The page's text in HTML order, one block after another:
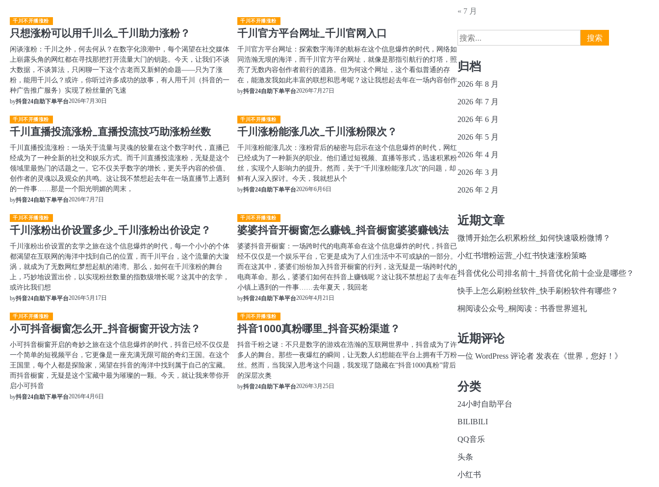
千川不开播涨粉
只想涨粉可以用千川么_千川助力涨粉？
闲谈涨粉：千川之外，何去何从？在数字化浪潮中，每个渴望在社交媒体
上崭露头角的网红都在寻找那把打开流量大门的钥匙。今天，让我们不谈
大数据，不谈算法，只闲聊一下这个古老而又新鲜的命题——只为了涨
粉，能用千川么？或许，你听过许多成功的故事，有人用千川（抖音的一
种广告推广服务）实现了粉丝量的飞速
by抖音24自助下单平台2026年7月30日
千川不开播涨粉
千川官方平台网址_千川官网入口
千川官方平台网址：探索数字海洋的航标在这个信息爆炸的时代，网络如
同浩瀚无垠的海洋，而千川官方平台网址，就像是那指引航行的灯塔，照
亮了无数内容创作者前行的道路。但为何这个网址，这个看似普通的存
在，能激发我如此丰富的联想和思考呢？这让我想起去年在一场内容创作
by抖音24自助下单平台2026年7月27日
千川不开播涨粉
千川直播投流涨粉_直播投流技巧助涨粉丝数
千川直播投流涨粉：一场关于流量与灵魂的较量在这个数字时代，直播已
经成为了一种全新的社交和娱乐方式。而千川直播投流涨粉，无疑是这个
领域里最热门的话题之一。它不仅关乎数字的增长，更关乎内容的价值、
创作者的灵魂以及观众的共鸣。这让我不禁想起去年在一场直播节上遇到
的一件事……那是一个阳光明媚的周末，
by抖音24自助下单平台2026年7月7日
千川不开播涨粉
千川涨粉能涨几次_千川涨粉限次？
千川涨粉能涨几次：涨粉背后的秘密与启示在这个信息爆炸的时代，网红
已经成为了一种新兴的职业。他们通过短视频、直播等形式，迅速积累粉
丝，实现个人影响力的提升。然而，关于“千川涨粉能涨几次”的问题，却
鲜有人深入探讨。今天，我就想从个
by抖音24自助下单平台2026年6月6日
千川不开播涨粉
千川涨粉出价设置多少_千川涨粉出价设定？
千川涨粉出价设置的玄学之旅在这个信息爆炸的时代，每一个小小的个体
都渴望在互联网的海洋中找到自己的位置，而千川平台，这个流量的大漩
涡，就成为了无数网红梦想起航的港湾。那么，如何在千川涨粉的舞台
上，巧妙地设置出价，以实现粉丝数量的指数级增长呢？这其中的玄学，
或许比我们想
by抖音24自助下单平台2026年5月17日
千川不开播涨粉
婆婆抖音开橱窗怎么赚钱_抖音橱窗婆婆赚钱法
婆婆抖音开橱窗：一场跨时代的电商革命在这个信息爆炸的时代，抖音已
经不仅仅是一个娱乐平台，它更是成为了人们生活中不可或缺的一部分。
而在这其中，婆婆们纷纷加入抖音开橱窗的行列，这无疑是一场跨时代的
电商革命。那么，婆婆们如何在抖音上赚钱呢？这让我不禁想起了去年在
小镇上遇到的一件事……去年夏天，我回老
by抖音24自助下单平台2026年4月21日
千川不开播涨粉
小可抖音橱窗怎么开_抖音橱窗开设方法？
小可抖音橱窗开启的奇妙之旅在这个信息爆炸的时代，抖音已经不仅仅是
一个简单的短视频平台，它更像是一座充满无限可能的奇幻王国。在这个
王国里，每个人都是探险家，渴望在抖音的海洋中找到属于自己的宝藏。
而抖音橱窗，无疑是这个宝藏中最为璀璨的一颗。今天，就让我来带你开
启小可抖音
by抖音24自助下单平台2026年4月6日
千川不开播涨粉
抖音1000真粉哪里_抖音买粉渠道？
抖音千粉之谜：不只是数字的游戏在浩瀚的互联网世界中，抖音成为了许
多人的舞台。那些一夜爆红的瞬间，让无数人幻想能在平台上拥有千万粉
丝。然而，当我深入思考这个问题，我发现了隐藏在“抖音1000真粉”背后
的深层次奥
by抖音24自助下单平台2026年3月25日
« 7 月
搜
索：
归档
2026 年 8 月
2026 年 7 月
2026 年 6 月
2026 年 5 月
2026 年 4 月
2026 年 3 月
2026 年 2 月
近期文章
微博开始怎么积累粉丝_如何快速吸粉微博？
小红书增粉运营_小红书快速涨粉策略
抖音优化公司排名前十_抖音优化前十企业是哪些？
快手上怎么刷粉丝软件_快手刷粉软件有哪些？
桐阅读公众号_桐阅读：书香世界巡礼
近期评论
一位 WordPress 评论者发表在《世界，您好！ 》
分类
24小时自助平台
BILIBILI
QQ音乐
头条
小红书